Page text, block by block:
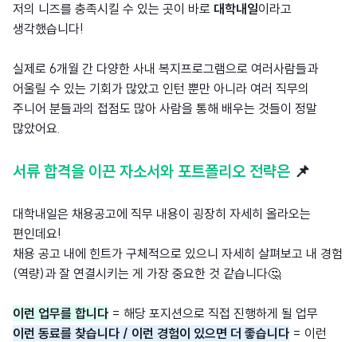
저의 니즈를 충족시킬 수 있는 곳이 바로 대학내일이라고
생각했습니다!
실제로 6개월 간 다양한 사내 복지프로그램으로 여러사람들과
어울릴 수 있는 기회가 많았고 인턴 뿐만 아니라 여러 직무의
주니어 분들과의 접점도 많아 사람을 통해 배우는 것들이 정말
많았어요.
서류 합격을 이끈 자소서와 포트폴리오 전략은 📌
대학내일은 채용공고에 직무 내용이 굉장히 자세히 올라오는
편인데요!
채용 공고 내에 힌트가 구체적으로 있으니 자세히 살펴보고 내 경험
(역량)과 잘 연결시키는 게 가장 중요한 것 같습니다🤔
이런 업무를 합니다 = 해당 포지션으로 직접 진행하게 될 업무
이런 동료를 찾습니다 / 이런 경험이 있으면 더 좋습니다 = 이런